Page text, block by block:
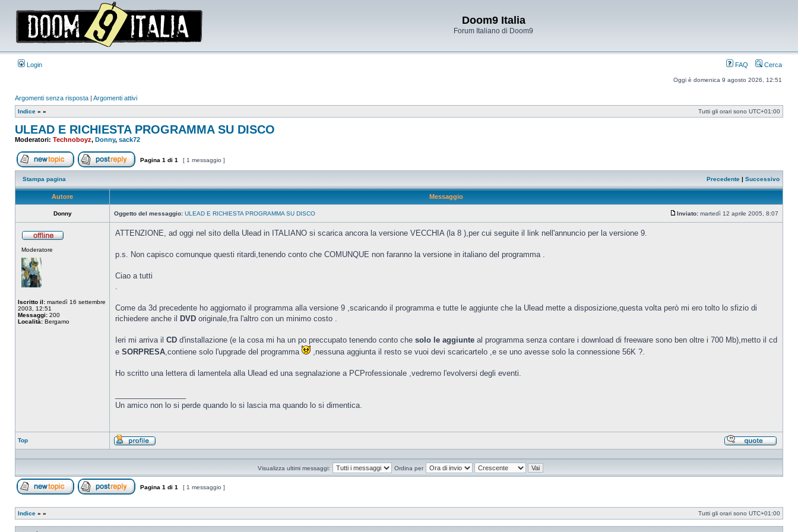
Doom9 Italia
Forum Italiano di Doom9
Login FAQ Cerca
Oggi è domenica 9 agosto 2026, 12:51
Argomenti senza risposta | Argomenti attivi
Indice » » Tutti gli orari sono UTC+01:00
ULEAD E RICHIESTA PROGRAMMA SU DISCO
Moderatori: Technoboyz, Donny, sack72
Apri un nuovo argomentoRispondi all’argomento
Pagina 1 di 1 [ 1 messaggio ]
Stampa pagina Precedente | Successivo
Autore Messaggio
Donny Oggetto del messaggio: ULEAD E RICHIESTA PROGRAMMA SU DISCO
Inviato: martedì 12 aprile 2005, 8:07
Moderatore
Iscritto il: martedì 16 settembre
2003, 12:51
Messaggi: 200
Località: Bergamo
ATTENZIONE, ad oggi nel sito della Ulead in ITALIANO si scarica ancora la versione VECCHIA (la 8 ),per cui seguite il link nell'annuncio per la versione 9.
p.s. Non capisco comunque questi ritardi,tenendo conto che COMUNQUE non faranno la versione in italiano del programma .
Ciao a tutti
.
Come da 3d precedente ho aggiornato il programma alla versione 9 ,scaricando il programma e tutte le aggiunte che la Ulead mette a disposizione,questa volta però mi ero tolto lo sfizio di
richiedere anche il
DVD originale,fra l'altro con un minimo costo .
Ieri mi arriva il CD d'installazione (e la cosa mi ha un po preccupato tenendo conto che solo le aggiunte al programma senza contare i download di freeware sono ben oltre i 700 Mb),metto il cd
e SORPRESA,contiene solo l'upgrade del programma ,nessuna aggiunta il resto se vuoi devi scaricartelo ,e se uno avesse solo la connessione 56K ?.
Ho scritto una lettera di lamentela alla Ulead ed una segnalazione a PCProfessionale ,vedremo l'evolversi degli eventi.
Un amico non lo si perde quando lo si lascia ma quando lo si dimentica.
Top
Profilo
Visualizza ultimi messaggi:
Ordina per
Pagina 1 di 1 [ 1 messaggio ]
Indice » » Tutti gli orari sono UTC+01:00